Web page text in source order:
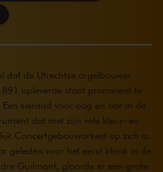
dat de Utrechtse orgelbouwer
opleverde staat prominent te
sieraad voor oog en oor in de
dat met zijn vele kleur- en
Concertgebouworkest op zich is.
geleden voor het eerst klonk in de
Guilmant, gloorde er een grote